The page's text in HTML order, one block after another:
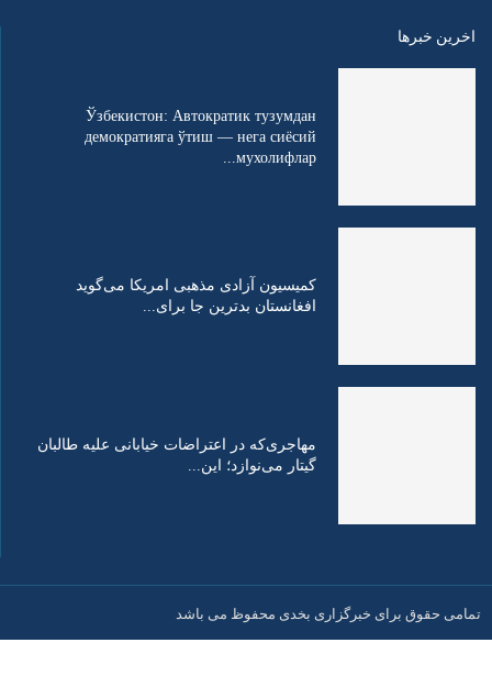
اخرین خبرها
Ўзбекистон: Автократик тузумдан
демократияга ўтиш — нега сиёсий
мухолифлар...
کمیسیون آزادی مذهبی امریکا می‌گوید
افغانستان بدترین جا برای...
مهاجری‌که در اعتراضات خیابانی علیه طالبان
گیتار می‌نوازد؛ این...
تمامی حقوق برای خبرگزاری بخدی محفوظ می باشد